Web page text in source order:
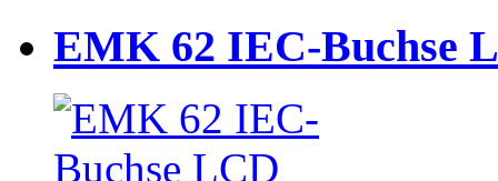
EMK 62 IEC-Buchse